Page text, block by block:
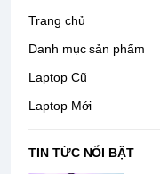
Trang chủ
Danh mục sản phẩm
Laptop Cũ
Laptop Mới
TIN TỨC NỔI BẬT